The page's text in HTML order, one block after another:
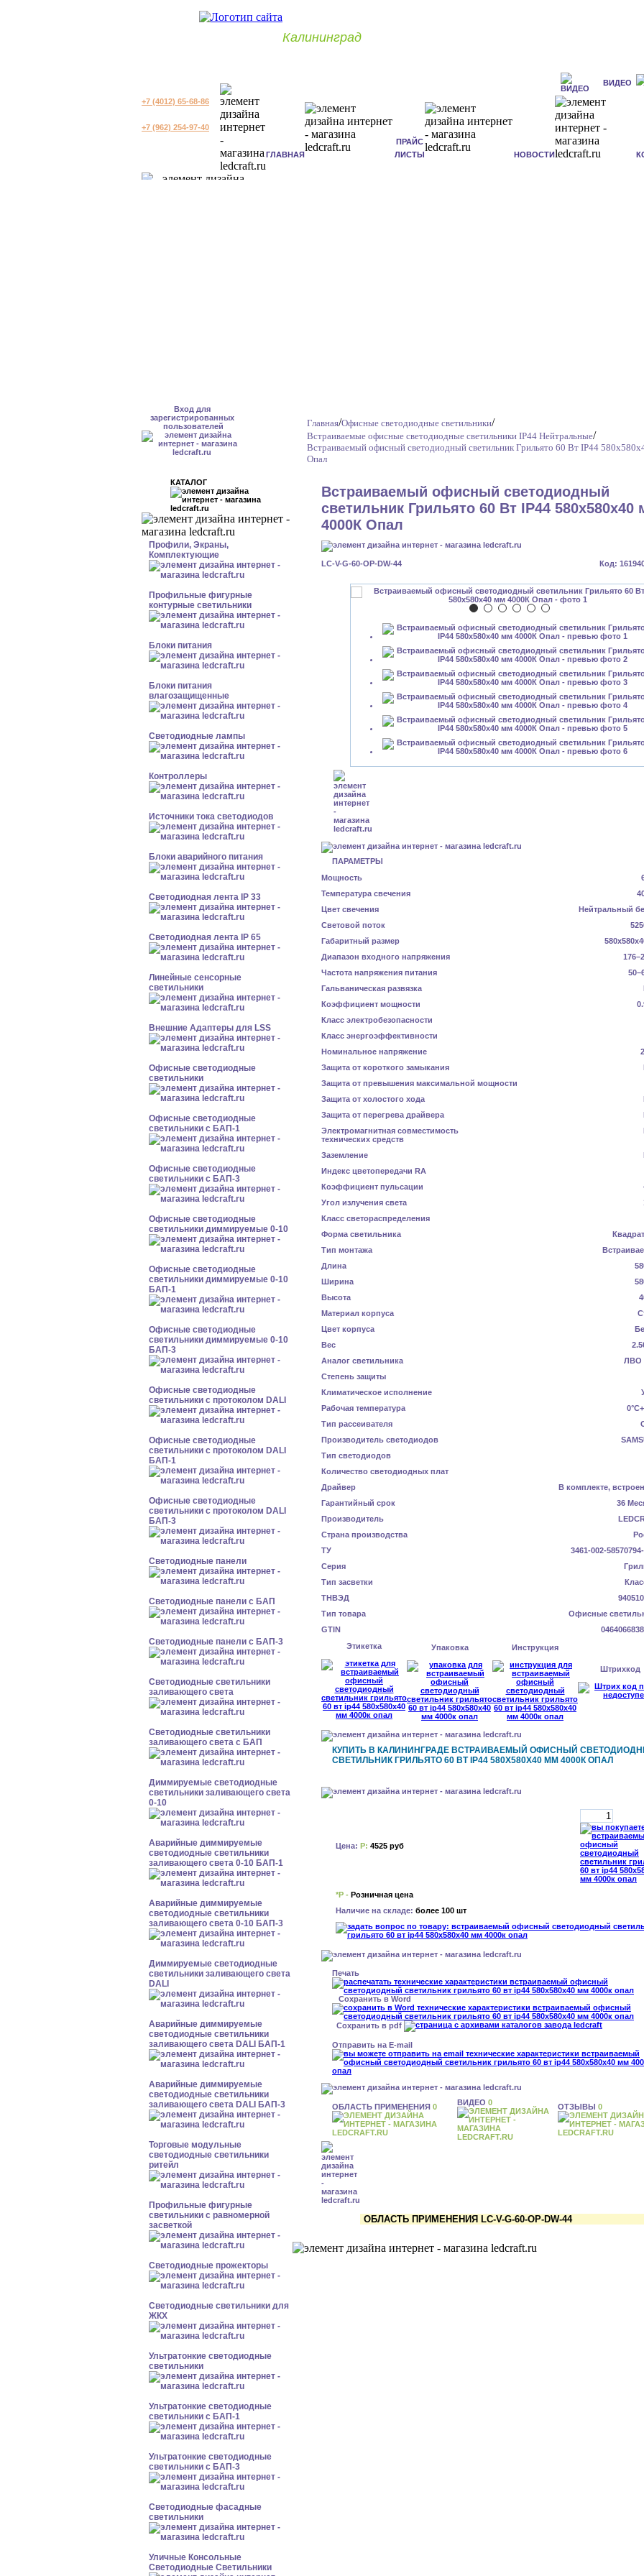
Калининград
ВИДЕО
+7 (4012) 65-68-86
+7 (962) 254-97-40
ГЛАВНАЯ
ПРАЙС
ЛИСТЫ
НОВОСТИ
Вход для
зарегистрированных
пользователей
КАТАЛОГ
Профили, Экраны,
Комплектующие
Профильные фигурные
контурные светильники
Блоки питания
Блоки питания
влагозащищенные
Светодиодные лампы
Контроллеры
Источники тока светодиодов
Блоки аварийного питания
Светодиодная лента IP 33
Светодиодная лента IP 65
Линейные сенсорные
светильники
Внешние Адаптеры для LSS
Офисные светодиодные
светильники
Офисные светодиодные
светильники с БАП-1
Офисные светодиодные
светильники с БАП-3
Офисные светодиодные
светильники диммируемые 0-10
Офисные светодиодные
светильники диммируемые 0-10
БАП-1
Офисные светодиодные
светильники диммируемые 0-10
БАП-3
Офисные светодиодные
светильники с протоколом DALI
Офисные светодиодные
светильники с протоколом DALI
БАП-1
Офисные светодиодные
светильники с протоколом DALI
БАП-3
Cветодиодные панели
Cветодиодные панели с БАП
Cветодиодные панели с БАП-3
Светодиодные светильники
заливающего света
Светодиодные светильники
заливающего света с БАП
Диммируемые светодиодные
светильники заливающего света
0-10
Аварийные диммируемые
светодиодные светильники
заливающего света 0-10 БАП-1
Аварийные диммируемые
светодиодные светильники
заливающего света 0-10 БАП-3
Диммируемые светодиодные
светильники заливающего света
DALI
Аварийные диммируемые
светодиодные светильники
заливающего света DALI БАП-1
Аварийные диммируемые
светодиодные светильники
заливающего света DALI БАП-3
Торговые модульные
светодиодные светильники
ритейл
Профильные фигурные
светильники с равномерной
засветкой
Светодиодные прожекторы
Светодиодные светильники для
ЖКХ
Ультратонкие светодиодные
светильники
Ультратонкие светодиодные
светильники с БАП-1
Ультратонкие светодиодные
светильники с БАП-3
Светодиодные фасадные
светильники
Уличные Консольные
Светодиодные Светильники
Главная/Офисные светодиодные светильники/
Встраиваемые офисные светодиодные светильники IP44 Нейтральные/
Встраиваемый офисный светодиодный светильник Грильято 60 Вт IP44
Опал
Встраиваемый офисный светодиодный
светильник Грильято 60 Вт IP44 580x580x40
4000К Опал
Код:
LC-V-G-60-OP-DW-44
ПАРАМЕТРЫ
Мощность
Температура свечения
Цвет свечения
Нейтральный
Световой поток
Габаритный размер
Диапазон входного напряжения
Частота напряжения питания
Гальваническая развязка
Коэффициент мощности
Класс электробезопасности
Класс энергоэффективности
Номинальное напряжение
Защита от короткого замыкания
Защита от превышения максимальной мощности
Защита от холостого хода
Защита от перегрева драйвера
Электромагнитная совместимость
технических средств
Заземление
Индекс цветопередачи RA
Коэффициент пульсации
Угол излучения света
Класс светораспределения
Форма светильника
Тип монтажа
Длина
Ширина
Высота
Материал корпуса
Цвет корпуса
Вес
Аналог светильника
ЛВО
Степень защиты
Климатическое исполнение
Рабочая температура
Тип рассеивателя
Производитель светодиодов
Тип светодиодов
Количество светодиодных плат
Драйвер
В комплекте,
Гарантийный срок
36
Производитель
Страна производства
ТУ
3461-002-
Серия
Тип засветки
ТНВЭД
Тип товара
Офисные
GTIN
Этикетка
Упаковка Инструкция
Штрихкод
КУПИТЬ В КАЛИНИНГРАДЕ ВСТРАИВАЕМЫЙ ОФИСНЫЙ
СВЕТИЛЬНИК ГРИЛЬЯТО 60 ВТ IP44 580X580X40 ММ 4000К ОПАЛ
Цена: Р: 4525 руб
*Р - Розничная цена
Наличие на складе: более 100 шт
Печать
Сохранить в Word
Сохранить в pdf
Отправить на E-mail
ОБЛАСТЬ ПРИМЕНЕНИЯ 0 ВИДЕО 0 ОТЗЫВЫ 0
ОБЛАСТЬ ПРИМЕНЕНИЯ LC-V-G-60-OP-DW-44